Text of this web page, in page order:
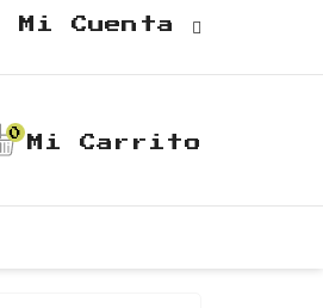
Mi Cuenta
0
Mi Carrito